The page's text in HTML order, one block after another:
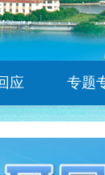
应 专题